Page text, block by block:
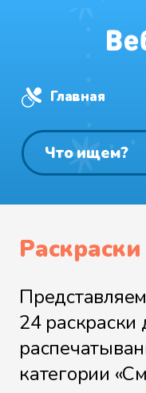
Главная
24 раскраски
категории